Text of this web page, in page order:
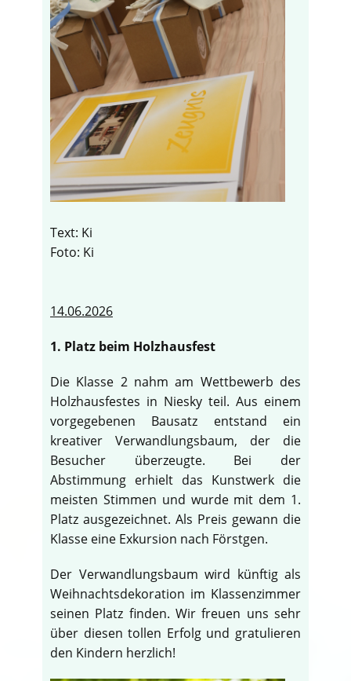
Text: Ki
Foto: Ki
14.06.2026
1. Platz beim Holzhausfest
Die Klasse 2 nahm am Wettbewerb des
Holzhausfestes in Niesky teil. Aus einem
vorgegebenen Bausatz entstand ein
kreativer Verwandlungsbaum, der die
Besucher überzeugte. Bei der
Abstimmung erhielt das Kunstwerk die
meisten Stimmen und wurde mit dem 1.
Platz ausgezeichnet. Als Preis gewann die
Klasse eine Exkursion nach Förstgen.
Der Verwandlungsbaum wird künftig als
Weihnachtsdekoration im Klassenzimmer
seinen Platz finden. Wir freuen uns sehr
über diesen tollen Erfolg und gratulieren
den Kindern herzlich!